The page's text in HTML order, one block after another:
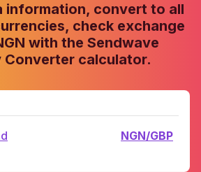
information, convert to all
check exchange
with the Sendwave
Converter calculator.
NGN/GBP